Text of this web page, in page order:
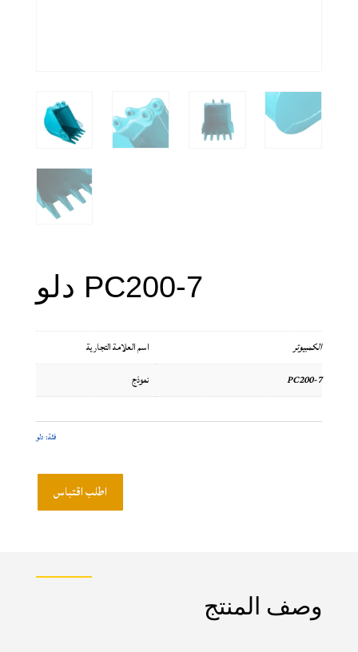
دلو PC200-7
اسم العلامة التجارية
الكمبيوتر
نموذج
PC200-7
فئة:دلو
اطلب اقتباس
وصف المنتج